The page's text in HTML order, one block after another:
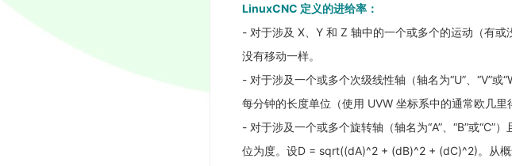
LinuxCNC 定义的进给率：
- 对于涉及 X、Y 和 Z 轴中的一个或多个的运动（有
没有移动一样。
- 对于涉及一个或多个次级线性轴（轴名为“U”、“V”
每分钟的长度单位（使用 UVW 坐标系中的通常欧几里
- 对于涉及一个或多个旋转轴（轴名为“A”、“B”或
位为度。设D = sqrt((dA)^2 + (dB)^2 + (dC)^2)。从